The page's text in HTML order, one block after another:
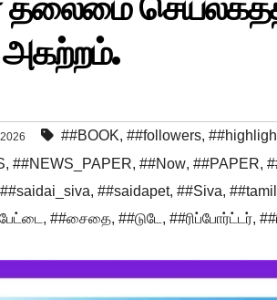
##BOOK, ##followers,
, ##NEWS_PAPER, ##Now, ##PAPER,
##saidai_siva, ##saidapet, ##Siva,
, ##சைதை, ##டுடே , ##ரிப்போர்ட்டர்,